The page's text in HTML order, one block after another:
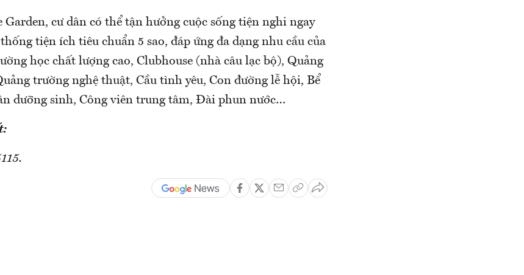
cư dân có thể tận hưởng cuộc sống tiện nghi ngay
tiện ích tiêu chuẩn 5 sao, đáp ứng đa dạng nhu cầu của
học chất lượng cao, Clubhouse (nhà câu lạc bộ), Quảng
trường nghệ thuật, Cầu tình yêu, Con đường lễ hội, Bể
dưỡng sinh, Công viên trung tâm, Đài phun nước…